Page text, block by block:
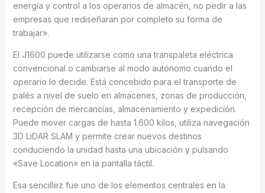
energía y control a los operarios de almacén, no pedir a las
empresas que rediseñaran por completo su forma de
trabajar».
El J1600 puede utilizarse como una transpaleta eléctrica
convencional o cambiarse al modo autónomo cuando el
operario lo decide. Está concebido para el transporte de
palés a nivel de suelo en almacenes, zonas de producción,
recepción de mercancías, almacenamiento y expedición.
Puede mover cargas de hasta 1.600 kilos, utiliza navegación
3D LiDAR SLAM y permite crear nuevos destinos
conduciendo la unidad hasta una ubicación y pulsando
«Save Location» en la pantalla táctil.
Esa sencillez fue uno de los elementos centrales en la